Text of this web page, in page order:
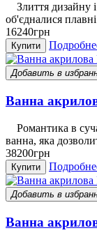
Злиття дизайну
об'єдналися
16240грн
Купити
Добавить в
Ванна
Романтика в
ванна, яка
38200грн
Купити
Добавить в
Ванна